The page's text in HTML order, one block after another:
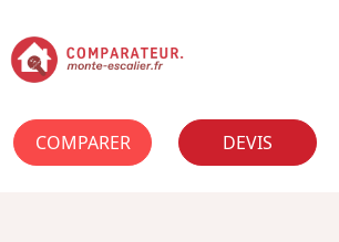
COMPARER DEVIS